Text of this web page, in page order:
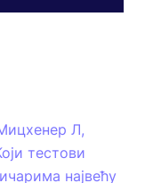
Л,
тестови
највећу